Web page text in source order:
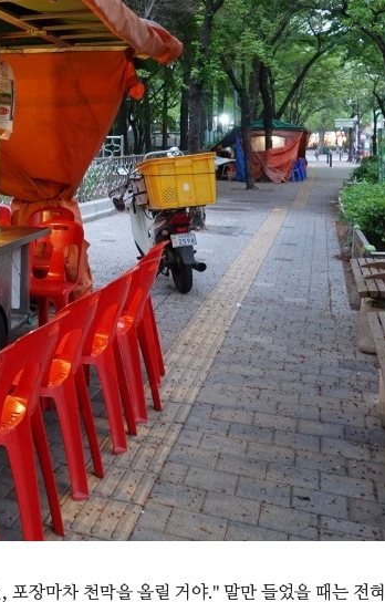
장마차 천막을 올릴 거야." 말만 들었을 때는 전혀